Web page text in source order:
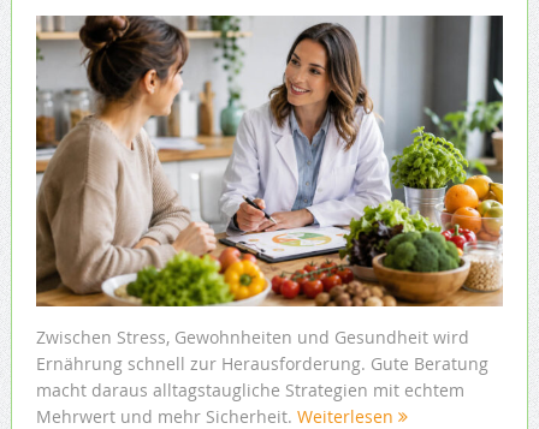
Zwischen Stress, Gewohnheiten und Gesundheit wird
Ernährung schnell zur Herausforderung. Gute Beratung
macht daraus alltagstaugliche Strategien mit echtem
Mehrwert und mehr Sicherheit. Weiterlesen